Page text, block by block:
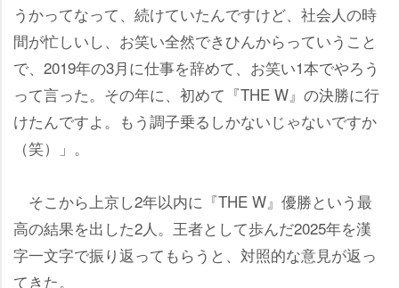
うかってなって、続けていたんですけど、社会人の時
間が忙しいし、お笑い全然できひんからっていうこと
で、2019年の3月に仕事を辞めて、お笑い1本でやろう
って言った。その年に、初めて『THE W』の決勝に行
けたんですよ。もう調子乗るしかないじゃないですか
（笑）」。
そこから上京し2年以内に『THE W』優勝という最
高の結果を出した2人。王者として歩んだ2025年を漢
字一文字で振り返ってもらうと、対照的な意見が返っ
てきた。